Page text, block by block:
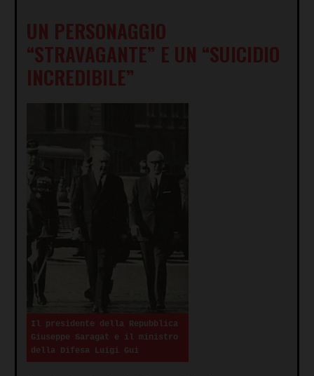
UN PERSONAGGIO
“STRAVAGANTE” E UN “SUICIDIO
INCREDIBILE”
Il presidente della Repubblica
Giuseppe Saragat e il ministro
della Difesa Luigi Gui